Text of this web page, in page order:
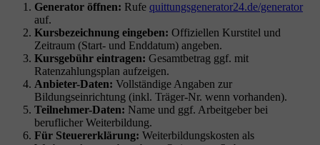
Generator öffnen: Rufe quittungsgenerator24.de/generator
auf.
Kursbezeichnung eingeben: Offiziellen Kurstitel und
Zeitraum (Start- und Enddatum) angeben.
Kursgebühr eintragen: Gesamtbetrag ggf. mit
Ratenzahlungsplan aufzeigen.
Anbieter-Daten: Vollständige Angaben zur
Bildungseinrichtung (inkl. Träger-Nr. wenn vorhanden).
Teilnehmer-Daten: Name und ggf. Arbeitgeber bei
beruflicher Weiterbildung.
Für Steuererklärung: Weiterbildungskosten als